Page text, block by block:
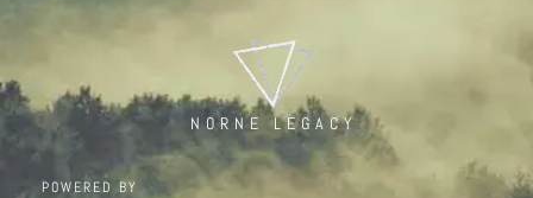
NORNE LEGACY
POWERED BY